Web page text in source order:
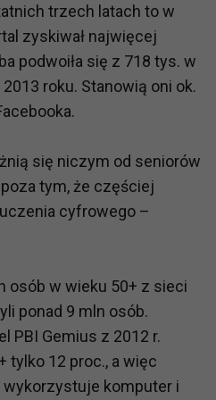
trzech latach to w
zyskiwał najwięcej
podwoiła się z 718 tys. w
roku. Stanowią oni ok.
się niczym od seniorów
tym, że częściej
cyfrowego –
osób w wieku 50+ z sieci
ponad 9 mln osób.
PBI Gemius z 2012 r.
tylko 12 proc., a więc
wykorzystuje komputer i